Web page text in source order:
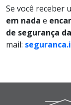
Se você receber
em nada e
de segurança
mail: